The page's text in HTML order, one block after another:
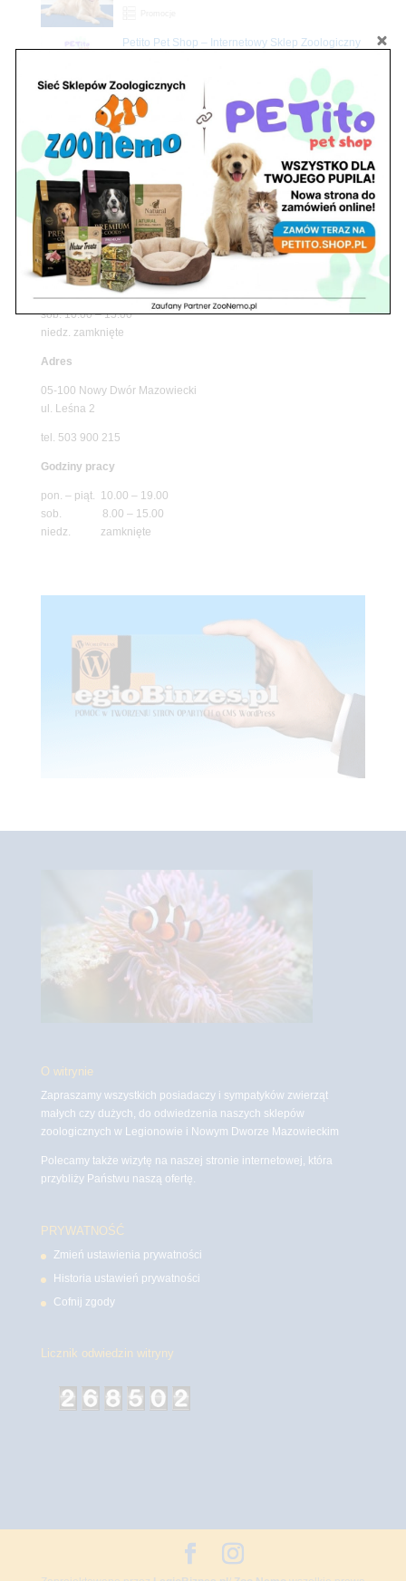
Petito Pet Shop – Internetowy Sklep Zoologiczny
Znajdź nas
Adres
05-120 Legionowo
ul. Piłsudskiego 31,
pawilon 134
tel./fax. 22 784 71 96
Godziny pracy
pon. – piąt. 10.00 – 19.00
sob. 10.00 – 15.00
niedz. zamknięte
Adres
05-100 Nowy Dwór Mazowiecki
ul. Leśna 2
tel. 503 900 215
Godziny pracy
pon. – piąt. 10.00 – 19.00
sob. 8.00 – 15.00
niedz. zamknięte
O witrynie
Zapraszamy wszystkich posiadaczy i sympatyków zwierząt
małych czy dużych, do odwiedzenia naszych sklepów
zoologicznych w Legionowie i Nowym Dworze Mazowieckim
Polecamy także wizytę na naszej stronie internetowej, która
przybliży Państwu naszą ofertę.
PRYWATNOŚĆ
Zmień ustawienia prywatności
Historia ustawień prywatności
Cofnij zgody
Licznik odwiedzin witryny